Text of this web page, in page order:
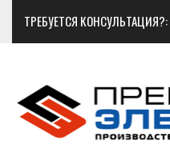
ТРЕБУЕТСЯ КОНСУЛЬТАЦИЯ?: